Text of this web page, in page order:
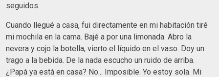
seguidos.
Cuando llegué a casa, fui directamente en mi habitación tiré
mi mochila en la cama. Bajé a por una limonada. Abro la
nevera y cojo la botella, vierto el líquido en el vaso. Doy un
trago a la bebida. De la nada escucho un ruido de arriba.
¿Papá ya está en casa? No... Imposible. Yo estoy sola. Mi